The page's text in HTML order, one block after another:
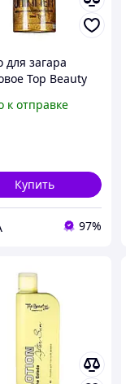
для загара
Top Beauty
к отправке
Купить
97%